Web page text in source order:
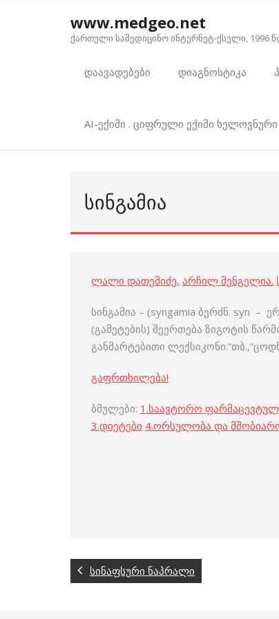
www.medgeo.net
ქართული სამედიცინო ინტერნეტ-ქსელი, 1996
დაავადებები დიაგნოსტიკა
AI-ექიმი . ციფრული ექიმი
ᲡᲘᲜᲒᲐᲛᲘᲐ
ლალი დათეშიძე, არჩილ შენგელია.
სინგამია – (syngamia ბერძნ. syn
(გამეტების) შეერთება ზიგოტის
განმარტებითი
გაფრთხილება!
ბმულები: 1.საავტორო
3.დიეტები 4.ორსულობა და
სინაფსური ნაპრალი